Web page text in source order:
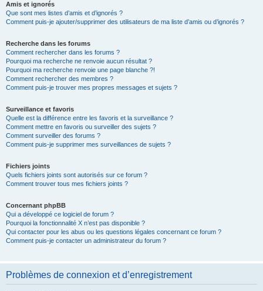
Amis et ignorés
Que sont mes listes d’amis et d’ignorés ?
Comment puis-je ajouter/supprimer des utilisateurs de ma liste d’amis ou d’ignorés ?
Recherche dans les forums
Comment rechercher dans les forums ?
Pourquoi ma recherche ne renvoie aucun résultat ?
Pourquoi ma recherche renvoie une page blanche ?!
Comment rechercher des membres ?
Comment puis-je trouver mes propres messages et sujets ?
Surveillance et favoris
Quelle est la différence entre les favoris et la surveillance ?
Comment mettre en favoris ou surveiller des sujets ?
Comment surveiller des forums ?
Comment puis-je supprimer mes surveillances de sujets ?
Fichiers joints
Quels fichiers joints sont autorisés sur ce forum ?
Comment trouver tous mes fichiers joints ?
Concernant phpBB
Qui a développé ce logiciel de forum ?
Pourquoi la fonctionnalité X n’est pas disponible ?
Qui contacter pour les abus ou les questions légales concernant ce forum ?
Comment puis-je contacter un administrateur du forum ?
Problèmes de connexion et d’enregistrement